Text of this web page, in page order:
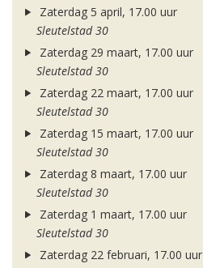
Zaterdag 5 april, 17.00 uur
Sleutelstad 30
Zaterdag 29 maart, 17.00 uur
Sleutelstad 30
Zaterdag 22 maart, 17.00 uur
Sleutelstad 30
Zaterdag 15 maart, 17.00 uur
Sleutelstad 30
Zaterdag 8 maart, 17.00 uur
Sleutelstad 30
Zaterdag 1 maart, 17.00 uur
Sleutelstad 30
Zaterdag 22 februari, 17.00 uur